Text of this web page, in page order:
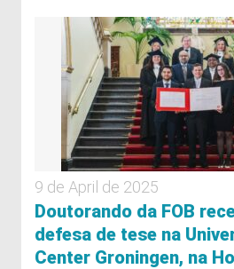
9 de April de 2025
Doutorando da FOB
defesa de tese na
Center Groningen, na